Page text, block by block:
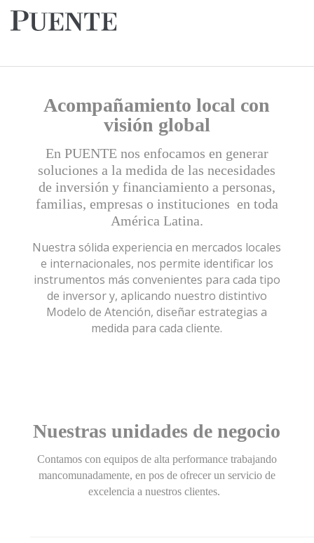
Acompañamiento local con
visión global
En PUENTE nos enfocamos en generar
soluciones a la medida de las necesidades
de inversión y financiamiento a personas,
familias, empresas o instituciones en toda
América Latina.
Nuestra sólida experiencia en mercados locales
e internacionales, nos permite identificar los
instrumentos más convenientes para cada tipo
de inversor y, aplicando nuestro distintivo
Modelo de Atención, diseñar estrategias a
medida para cada cliente.
Nuestras unidades de negocio
Contamos con equipos de alta performance trabajando
mancomunadamente, en pos de ofrecer un servicio de
excelencia a nuestros clientes.